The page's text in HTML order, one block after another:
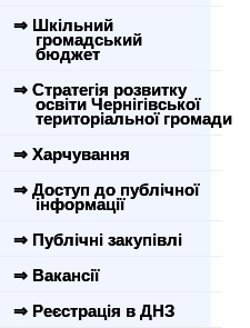
⇒ Шкільний
громадський
бюджет
⇒ Стратегія розвитку
освіти Чернігівської
територіальної громади
⇒ Харчування
⇒ Доступ до публічної
інформації
⇒ Публічні закупівлі
⇒ Вакансії
⇒ Реєстрація в ДНЗ